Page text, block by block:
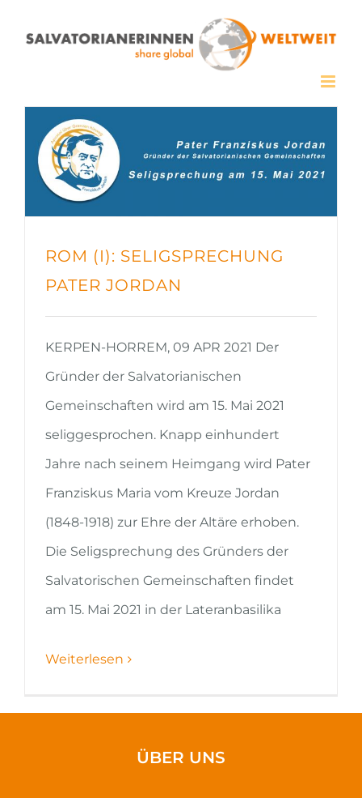
Inhalt
ROM (I): SELIGSPRECHUNG
PATER JORDAN
KERPEN-HORREM, 09 APR 2021 Der
Gründer der Salvatorianischen
Gemeinschaften wird am 15. Mai 2021
seliggesprochen. Knapp einhundert
Jahre nach seinem Heimgang wird Pater
Franziskus Maria vom Kreuze Jordan
(1848-1918) zur Ehre der Altäre erhoben.
Die Seligsprechung des Gründers der
Salvatorischen Gemeinschaften findet
am 15. Mai 2021 in der Lateranbasilika
Weiterlesen
ÜBER UNS